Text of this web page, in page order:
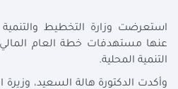
استعرضت وزارة التخطيط
التنمية المحلية.
وأكدت الدكتورة هالة السعيد، وزيرة